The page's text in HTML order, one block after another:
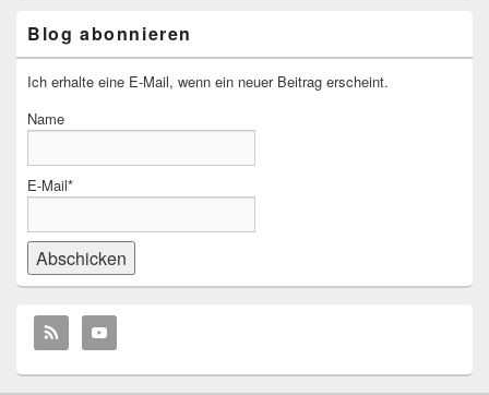
Blog abonnieren
Ich erhalte eine E-Mail, wenn ein neuer Beitrag erscheint.
Name
E-Mail*